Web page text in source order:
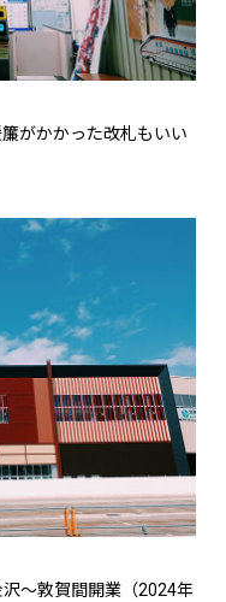
がかかった改札もいい
〜敦賀間開業（2024年